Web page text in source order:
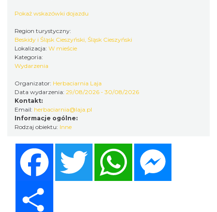
Cieszyn
XV Skarby z Cieszyńskiej Trówły
Cieszyn
Pokaż wskazówki dojazdu
Region turystyczny:
Beskidy i Śląsk Cieszyński, Śląsk Cieszyński
Lokalizacja: W mieście
Kategoria:
Wydarzenia
Organizator: Herbaciarnia Laja
Data wydarzenia: 29/08/2026 - 30/08/2026
Kontakt:
Email: herbaciarnia@laja.pl
Informacje ogólne:
Rodzaj obiektu: Inne
Twitter